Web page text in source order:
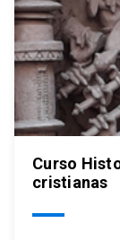
Curso
cristianas